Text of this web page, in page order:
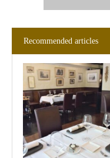
Recommended articles